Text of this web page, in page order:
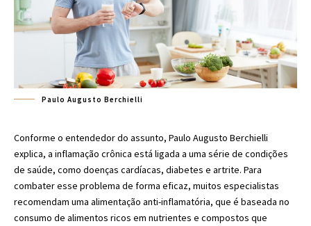
Paulo Augusto Berchielli
Conforme o entendedor do assunto, Paulo Augusto Berchielli
explica, a inflamação crônica está ligada a uma série de condições
de saúde, como doenças cardíacas, diabetes e artrite. Para
combater esse problema de forma eficaz, muitos especialistas
recomendam uma alimentação anti-inflamatória, que é baseada no
consumo de alimentos ricos em nutrientes e compostos que